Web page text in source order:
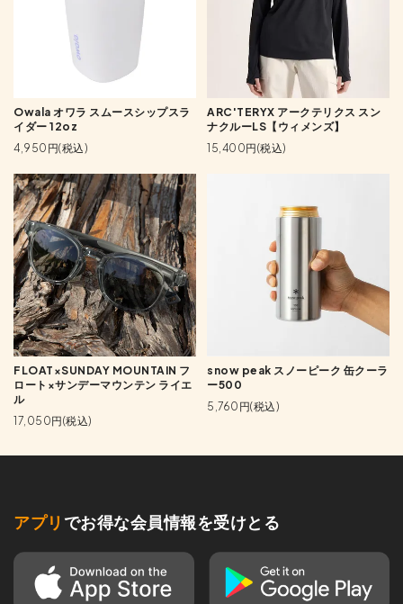
Owala オワラ スムースシップスラ
イダー 12oz
4,950円(税込)
ARC'TERYX アークテリクス スン
ナクルーLS【ウィメンズ】
15,400円(税込)
FLOAT×SUNDAY MOUNTAIN フ
ロート×サンデーマウンテン ライエ
ル
17,050円(税込)
snow peak スノーピーク 缶クーラ
ー500
5,760円(税込)
アプリ でお得な会員情報を受けとる